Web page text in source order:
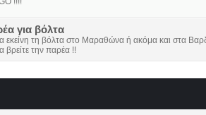
για βόλτα
εκείνη τη βόλτα στο Μαραθώνα ή ακόμα και στα
βρείτε την παρέα !!